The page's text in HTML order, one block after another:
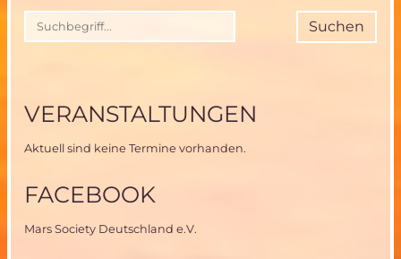
Suchen
VERANSTALTUNGEN
Aktuell sind keine Termine vorhanden.
FACEBOOK
Mars Society Deutschland e.V.